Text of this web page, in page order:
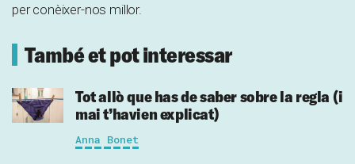
per conèixer-nos millor.
També et pot interessar
Tot allò que has de saber sobre la regla (i
mai t’havien explicat)
Anna Bonet